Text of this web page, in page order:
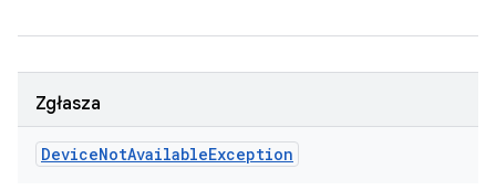
Zgłasza
DeviceNotAvailableException